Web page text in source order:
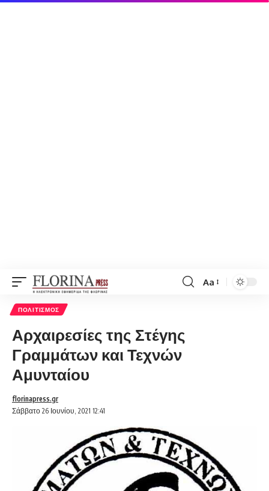
Font
Aa
ΠΟΛΙΤΙΣΜΌΣ
Αρχαιρεσίες της Στέγης
Γραμμάτων και Τεχνών
Αμυνταίου
Σάββατο 26 Ιουνίου, 2021 12:41
florinapress.gr